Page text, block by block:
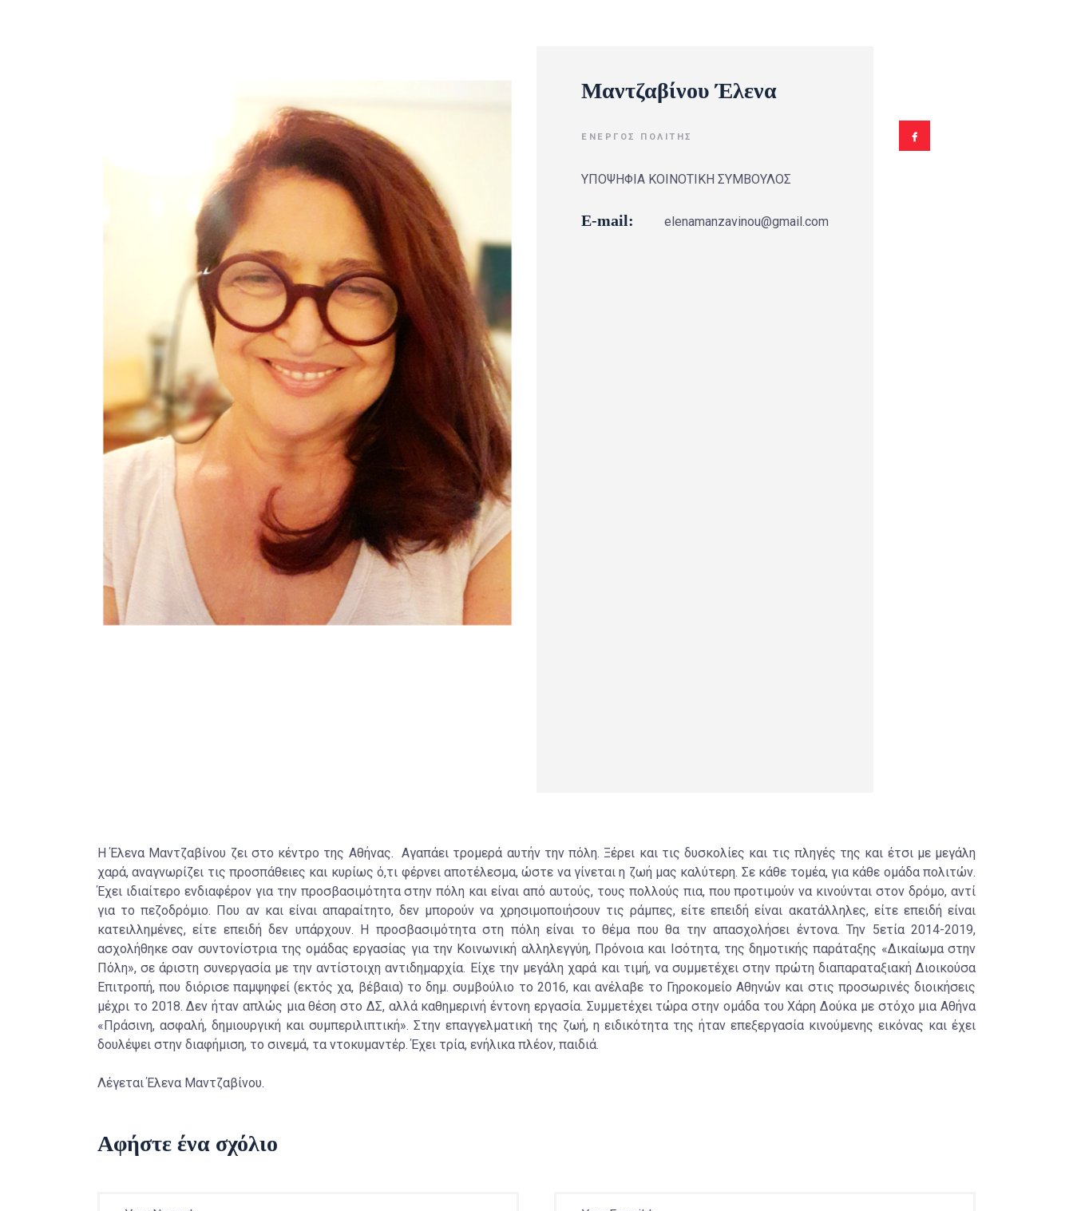
Μαντζαβίνου Έλενα
ΕΝΕΡΓΌΣ ΠΟΛΊΤΗΣ
ΥΠΟΨΗΦΙΑ ΚΟΙΝΟΤΙΚΗ ΣΥΜΒΟΥΛΟΣ
E-mail: elenamanzavinou@gmail.com
Η Έλενα Μαντζαβίνου ζει στο κέντρο της Αθήνας. Αγαπάει τρομερά αυτήν την πόλη. Ξέρει και τις δυσκολίες και τις πληγές της και έτσι με μεγάλη
χαρά, αναγνωρίζει τις προσπάθειες και κυρίως ό,τι φέρνει αποτέλεσμα, ώστε να γίνεται η ζωή μας καλύτερη. Σε κάθε τομέα, για κάθε ομάδα πολιτών.
Έχει ιδιαίτερο ενδιαφέρον για την προσβασιμότητα στην πόλη και είναι από αυτούς, τους πολλούς πια, που προτιμούν να κινούνται στον δρόμο, αντί
για το πεζοδρόμιο. Που αν και είναι απαραίτητο, δεν μπορούν να χρησιμοποιήσουν τις ράμπες, είτε επειδή είναι ακατάλληλες, είτε επειδή είναι
κατειλλημένες, είτε επειδή δεν υπάρχουν. Η προσβασιμότητα στη πόλη είναι το θέμα που θα την απασχολήσει έντονα. Την 5ετία 2014-2019,
ασχολήθηκε σαν συντονίστρια της ομάδας εργασίας για την Κοινωνική αλληλεγγύη, Πρόνοια και Ισότητα, της δημοτικής παράταξης «Δικαίωμα στην
Πόλη», σε άριστη συνεργασία με την αντίστοιχη αντιδημαρχία. Είχε την μεγάλη χαρά και τιμή, να συμμετέχει στην πρώτη διαπαραταξιακή Διοικούσα
Επιτροπή, που διόρισε παμψηφεί (εκτός χα, βέβαια) το δημ. συμβούλιο το 2016, και ανέλαβε το Γηροκομείο Αθηνών και στις προσωρινές διοικήσεις
μέχρι το 2018. Δεν ήταν απλώς μια θέση στο ΔΣ, αλλά καθημερινή έντονη εργασία. Συμμετέχει τώρα στην ομάδα του Χάρη Δούκα με στόχο μια Αθήνα
«Πράσινη, ασφαλή, δημιουργική και συμπεριλιπτική». Στην επαγγελματική της ζωή, η ειδικότητα της ήταν επεξεργασία κινούμενης εικόνας και έχει
δουλέψει στην διαφήμιση, το σινεμά, τα ντοκυμαντέρ. Έχει τρία, ενήλικα πλέον, παιδιά.
Λέγεται Έλενα Μαντζαβίνου.
Αφήστε ένα σχόλιο